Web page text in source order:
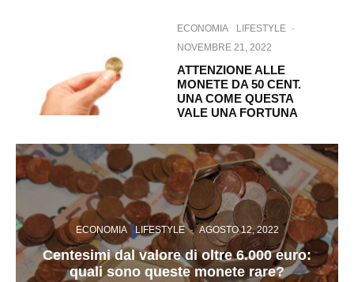
ECONOMIA LIFESTYLE ·
NOVEMBRE 21, 2022
ATTENZIONE ALLE
MONETE DA 50 CENT.
UNA COME QUESTA
VALE UNA FORTUNA
ECONOMIA LIFESTYLE · AGOSTO 12, 2022
Centesimi dal valore di oltre 6.000 euro:
quali sono queste monete rare?